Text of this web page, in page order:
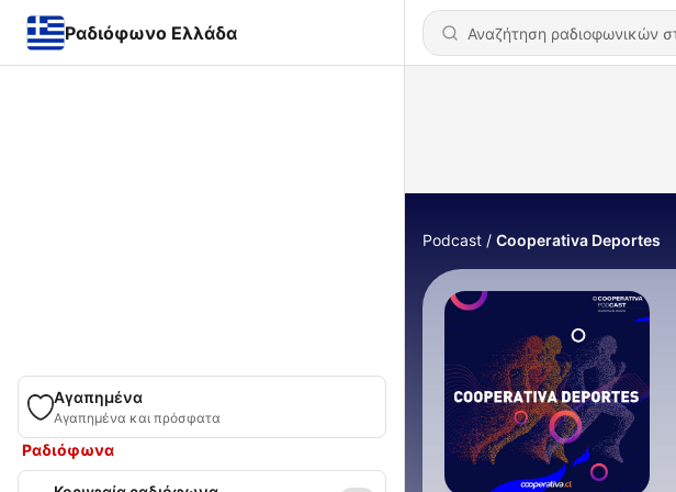
Ραδιόφωνο Ελλάδα
Αγαπημένα
Αγαπημένα και πρόσφατα
Ραδιόφωνα
Podcast Cooperativa Deportes